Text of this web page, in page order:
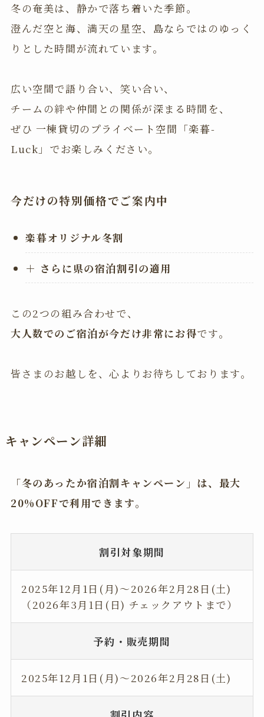
冬の奄美は、静かで落ち着いた季節。
澄んだ空と海、満天の星空、島ならではのゆっく
りとした時間が流れています。
広い空間で語り合い、笑い合い、
チームの絆や仲間との関係が深まる時間を、
ぜひ 一棟貸切のプライベート空間「楽暮-
Luck」でお楽しみください。
今だけの特別価格でご案内中
楽暮オリジナル冬割
＋ さらに県の宿泊割引の適用
この2つの組み合わせで、
大人数でのご宿泊が今だけ非常にお得です。
皆さまのお越しを、心よりお待ちしております。
キャンペーン詳細
「冬のあったか宿泊割キャンペーン」は、最大
20%OFFで利用できます。
割引対象期間
2025年12月1日(月)～2026年2月28日(土)
（2026年3月1日(日) チェックアウトまで）
予約・販売期間
2025年12月1日(月)〜2026年2月28日(土)